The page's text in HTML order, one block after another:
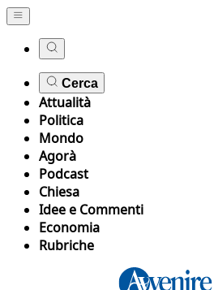
Cerca
Attualità
Politica
Mondo
Agorà
Podcast
Chiesa
Idee e Commenti
Economia
Rubriche